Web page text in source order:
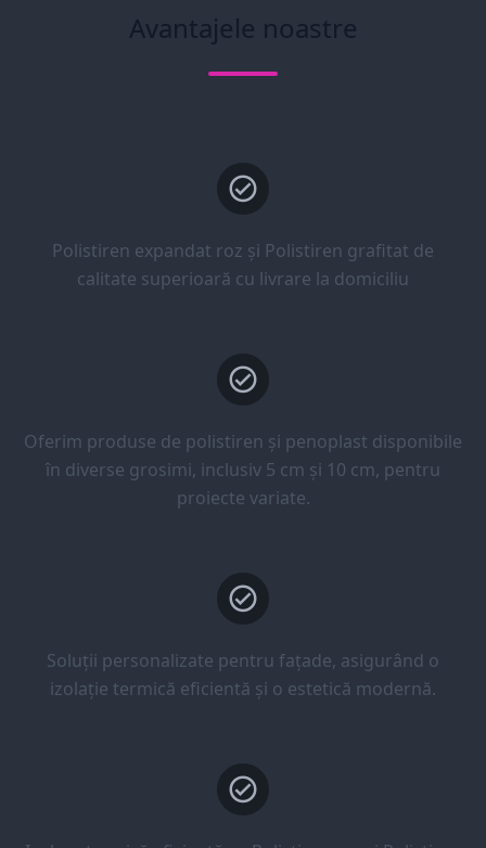
Avantajele noastre
Polistiren expandat roz și Polistiren grafitat de
calitate superioară cu livrare la domiciliu
Oferim produse de polistiren și penoplast disponibile
în diverse grosimi, inclusiv 5 cm și 10 cm, pentru
proiecte variate.
Soluții personalizate pentru fațade, asigurând o
izolație termică eficientă și o estetică modernă.